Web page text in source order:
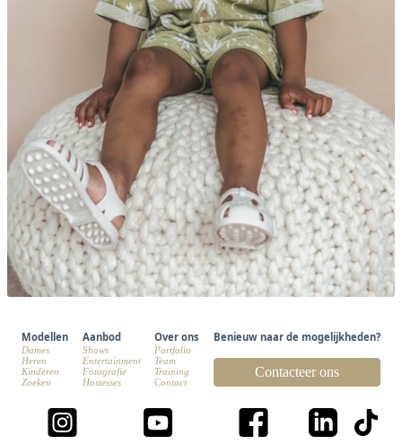
Modellen
Dames
Heren
Kinderen
Zoeken
Aanbod
Shows
Entertainment
Fotografie
Hostesses
Over ons
Portfolio
Team
Training
Contact
Benieuw naar de mogelijkheden?
Contacteer ons